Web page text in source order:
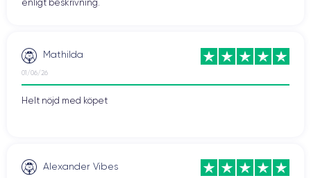
enligt beskrivning.
Mathilda
01/06/26
Helt nöjd med köpet
Alexander Vibes